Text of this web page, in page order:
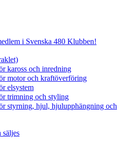
i Svenska 480 Klubben!
kaross och inredning
motor och kraftöverföring
elsystem
trimning och styling
styrning, hjul, hjulupphängning och
säljes